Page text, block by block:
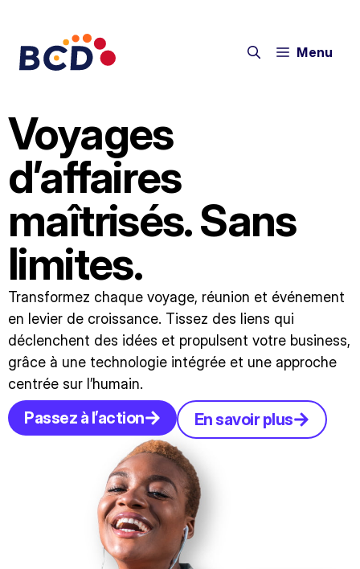
Menu
Voyages
d’affaires
maîtrisés. Sans
limites.
Transformez chaque voyage, réunion et événement
en levier de croissance. Tissez des liens qui
déclenchent des idées et propulsent votre business,
grâce à une technologie intégrée et une approche
centrée sur l’humain.
Passez à l’action En savoir plus